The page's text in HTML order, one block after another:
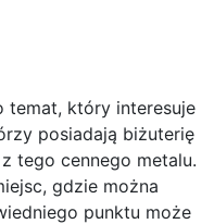
temat, który interesuje
posiadają biżuterię
tego cennego metalu.
gdzie można
punktu może